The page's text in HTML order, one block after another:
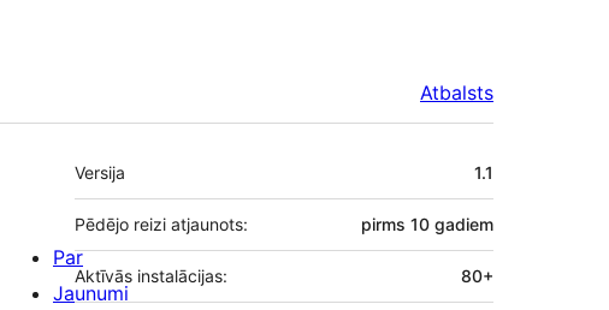
Atbalsts
Meta
Versija 1.1
Pēdējo reizi atjaunots: pirms 10 gadiem
Aktīvās instalācijas: 80+
Par
Jaunumi